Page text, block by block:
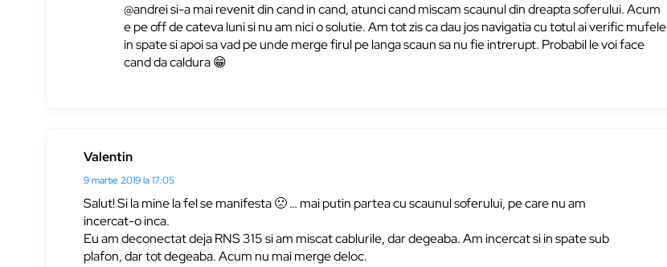
@andrei si-a mai revenit din cand in cand, atunci cand miscam scaunul din dreapta soferului. Acum
e pe off de cateva luni si nu am nici o solutie. Am tot zis ca dau jos navigatia cu totul ai verific mufele
in spate si apoi sa vad pe unde merge firul pe langa scaun sa nu fie intrerupt. Probabil le voi face
cand da caldura 😁
Valentin
9 martie 2019 la 17:05
Salut! Si la mine la fel se manifesta 🙁 … mai putin partea cu scaunul soferului, pe care nu am
incercat-o inca.
Eu am deconectat deja RNS 315 si am miscat cablurile, dar degeaba. Am incercat si in spate sub
plafon, dar tot degeaba. Acum nu mai merge deloc.